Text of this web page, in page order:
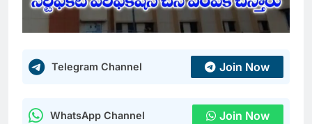
Telegram Channel Join Now
WhatsApp Channel Join Now